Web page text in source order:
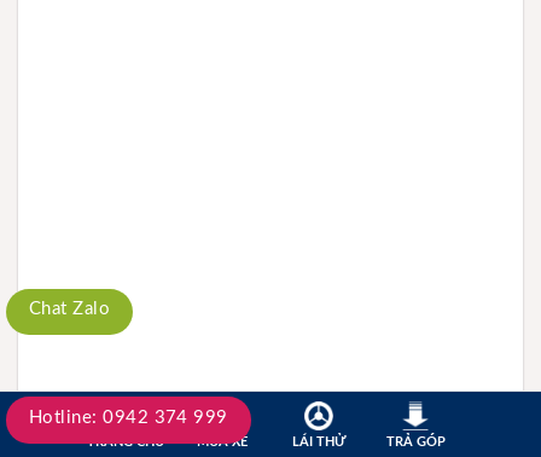
TRANG CHỦ MUA XE LÁI THỬ TRẢ GÓP
Chat Zalo
Hotline: 0942 374 999